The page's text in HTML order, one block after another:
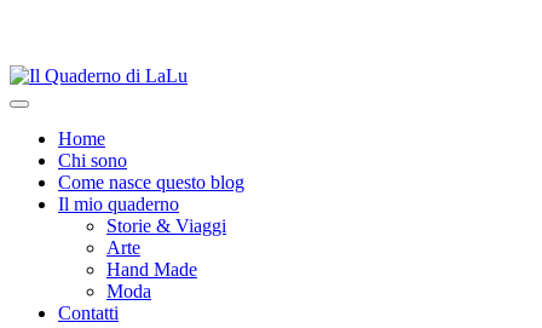
Home
Chi sono
Come nasce questo blog
Il mio quaderno
Storie & Viaggi
Arte
Hand Made
Moda
Contatti